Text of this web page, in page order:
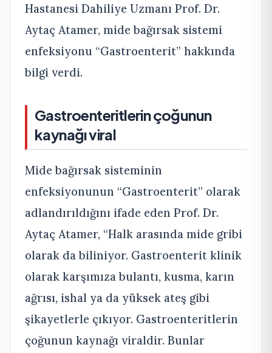
Hastanesi Dahiliye Uzmanı Prof. Dr.
Aytaç Atamer, mide bağırsak sistemi
enfeksiyonu “Gastroenterit” hakkında
bilgi verdi.
Gastroenteritlerin çoğunun
kaynağı viral
Mide bağırsak sisteminin
enfeksiyonunun “Gastroenterit” olarak
adlandırıldığını ifade eden Prof. Dr.
Aytaç Atamer, “Halk arasında mide gribi
olarak da biliniyor. Gastroenterit klinik
olarak karşımıza bulantı, kusma, karın
ağrısı, ishal ya da yüksek ateş gibi
şikayetlerle çıkıyor. Gastroenteritlerin
çoğunun kaynağı viraldir. Bunlar